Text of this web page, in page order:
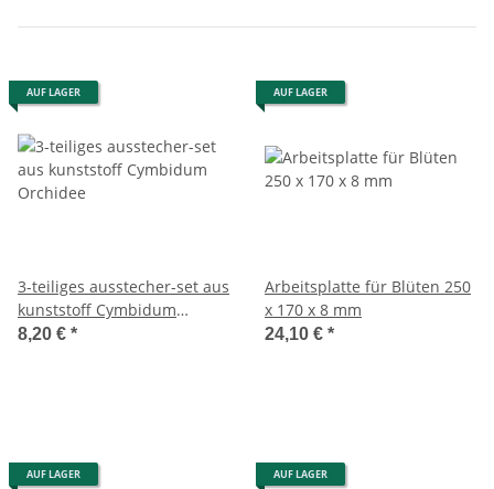
AUF LAGER
3-teiliges ausstecher-set aus
kunststoff Cymbidum
Orchidee
8,20 € *
AUF LAGER
Arbeitsplatte für Blüten 250
x 170 x 8 mm
24,10 € *
AUF LAGER AUF LAGER